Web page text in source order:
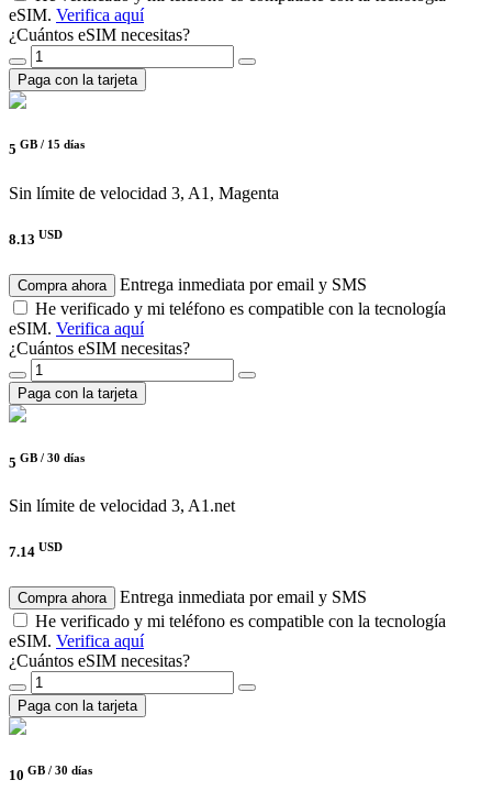
eSIM. Verifica aquí
¿Cuántos eSIM necesitas?
Paga con la tarjeta
5 GB / 15 días
Sin límite de velocidad 3, A1, Magenta
8.13 USD
Compra ahora
Entrega inmediata por email y SMS
He verificado y mi teléfono es compatible con la tecnología
eSIM. Verifica aquí
¿Cuántos eSIM necesitas?
Paga con la tarjeta
5 GB / 30 días
Sin límite de velocidad 3, A1.net
7.14 USD
Compra ahora
Entrega inmediata por email y SMS
He verificado y mi teléfono es compatible con la tecnología
eSIM. Verifica aquí
¿Cuántos eSIM necesitas?
Paga con la tarjeta
10 GB / 30 días